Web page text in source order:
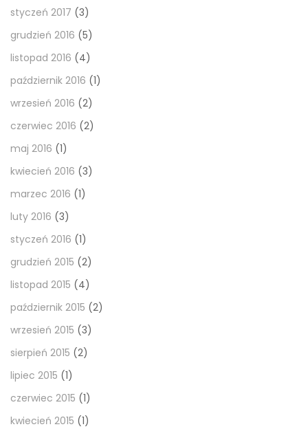
styczeń 2017 (3)
grudzień 2016 (5)
listopad 2016 (4)
październik 2016 (1)
wrzesień 2016 (2)
czerwiec 2016 (2)
maj 2016 (1)
kwiecień 2016 (3)
marzec 2016 (1)
luty 2016 (3)
styczeń 2016 (1)
grudzień 2015 (2)
listopad 2015 (4)
październik 2015 (2)
wrzesień 2015 (3)
sierpień 2015 (2)
lipiec 2015 (1)
czerwiec 2015 (1)
kwiecień 2015 (1)